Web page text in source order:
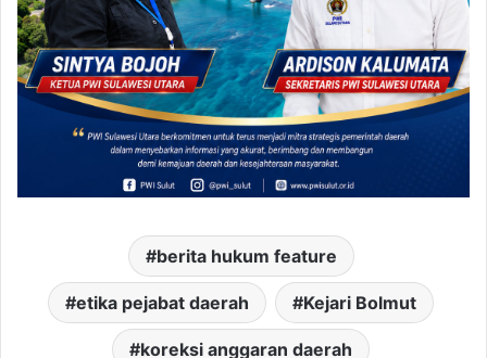
berita hukum feature
etika pejabat daerah Kejari Bolmut
koreksi anggaran daerah